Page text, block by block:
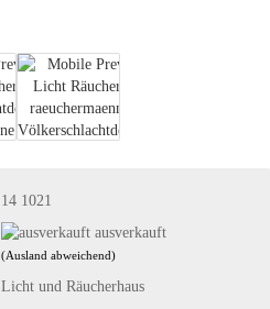
14 1021
ausverkauft
(Ausland abweichend)
Licht und Räucherhaus